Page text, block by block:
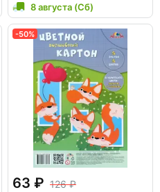
8 августа (Сб)
-50%
63
126